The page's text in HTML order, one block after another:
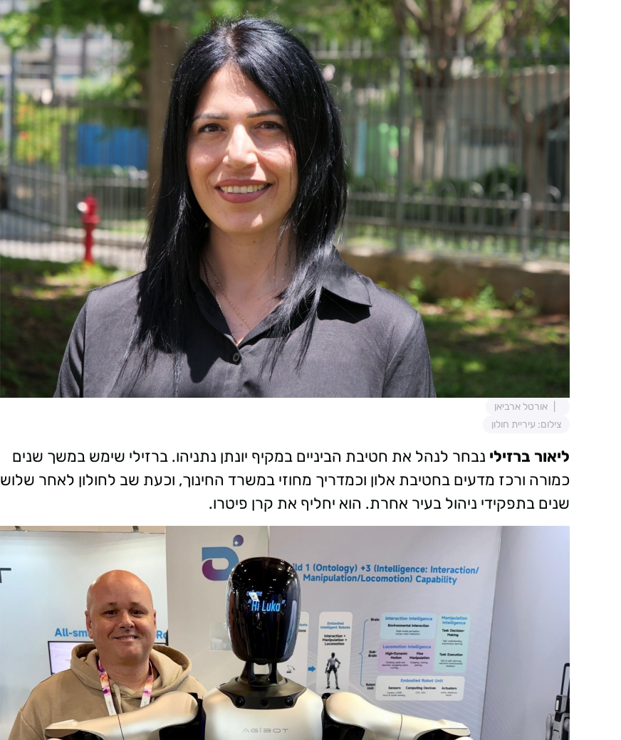
אורטל ארביאן
צילום: עיריית חולון
ליאור ברזילי נבחר לנהל את חטיבת הביניים במקיף יונתן נתניהו. ברזילי שימש במשך שנים
כמורה ורכז מדעים בחטיבת אלון וכמדריך מחוזי במשרד החינוך, וכעת שב לחולון לאחר שלוש
שנים בתפקידי ניהול בעיר אחרת. הוא יחליף את קרן פיטרו.